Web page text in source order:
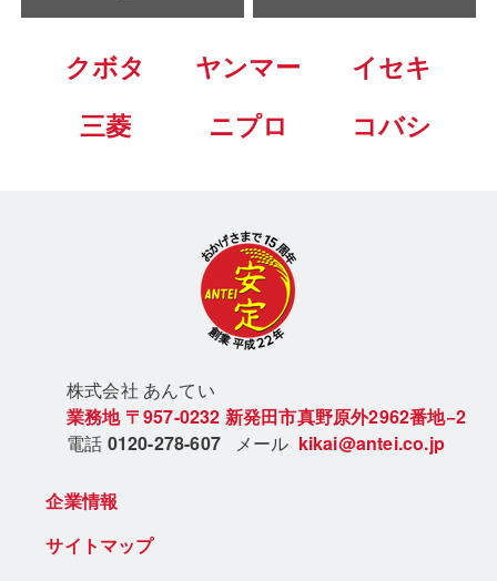
クボタ ヤンマー
イセキ
三菱
ニプロ コバシ
株式会社 あんてい
業務地 〒957-0232 新発田市真野原外2962番地−2
電話 0120-278-607 メール kikai@antei.co.jp
企業情報
サイトマップ